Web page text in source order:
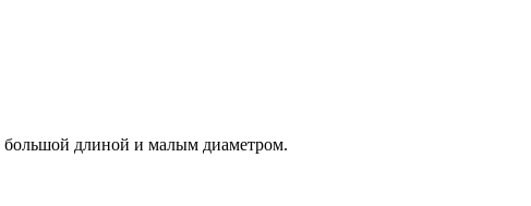
большой длиной и малым диаметром.